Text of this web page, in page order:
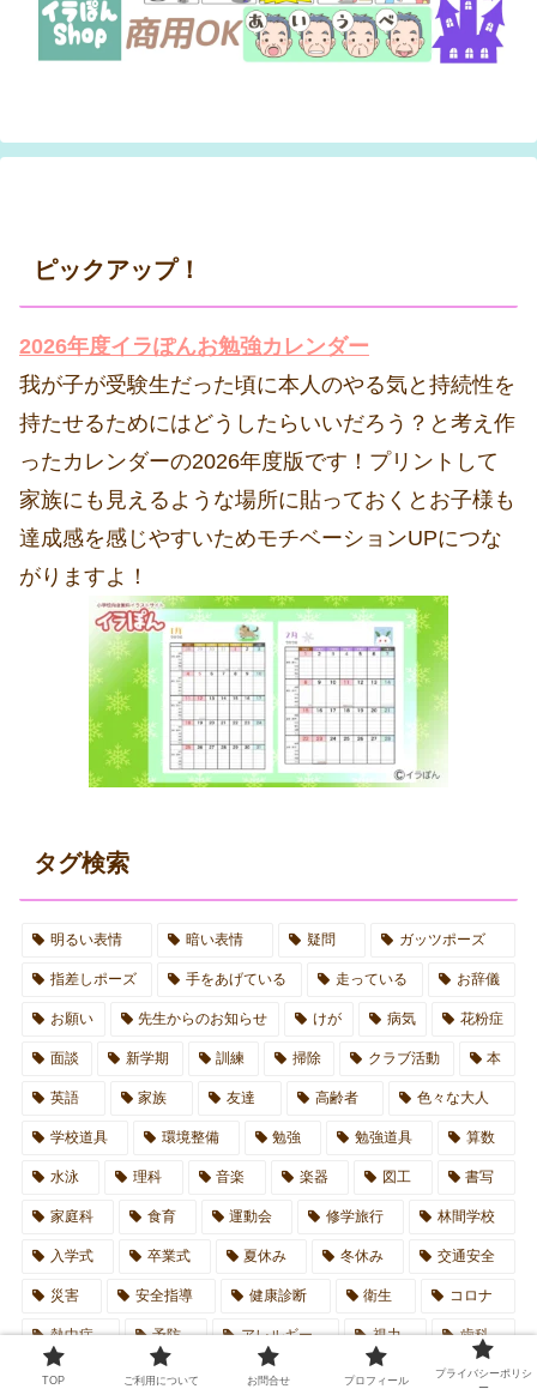
ピックアップ！
2026年度イラぽんお勉強カレンダー
我が子が受験生だった頃に本人のやる気と持続性を
持たせるためにはどうしたらいいだろう？と考え作
ったカレンダーの2026年度版です！プリントして
家族にも見えるような場所に貼っておくとお子様も
達成感を感じやすいためモチベーションUPにつな
がりますよ！
タグ検索
明るい表情 暗い表情 疑問 ガッツポーズ
指差しポーズ 手をあげている 走っている お辞儀
お願い 先生からのお知らせ けが 病気 花粉症
面談 新学期 訓練 掃除 クラブ活動 本
英語 家族 友達 高齢者 色々な大人
学校道具 環境整備 勉強 勉強道具 算数
水泳 理科 音楽 楽器 図工 書写
家庭科 食育 運動会 修学旅行 林間学校
入学式 卒業式 夏休み 冬休み 交通安全
災害 安全指導 健康診断 衛生 コロナ
熱中症 予防 アレルギー 視力 歯科
生活習慣 家庭学習 生活道具 通信関係
TOP ご利用について お問合せ プロフィール
プライバシーポリシ
ー